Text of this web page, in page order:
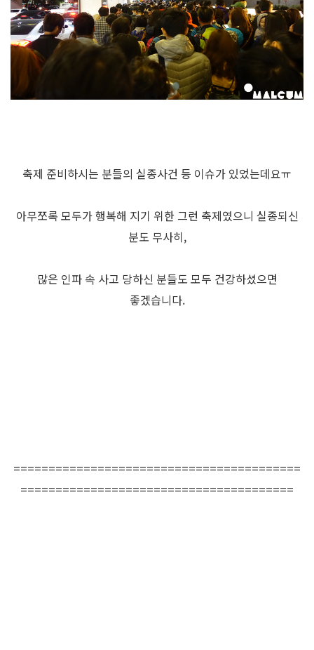
축제 준비하시는 분들의 실종사건 등 이슈가 있었는데요ㅠ
아무쪼록 모두가 행복해 지기 위한 그런 축제였으니 실종되신
분도 무사히,
많은 인파 속 사고 당하신 분들도 모두 건강하셨으면
좋겠습니다.
=========================================
=======================================